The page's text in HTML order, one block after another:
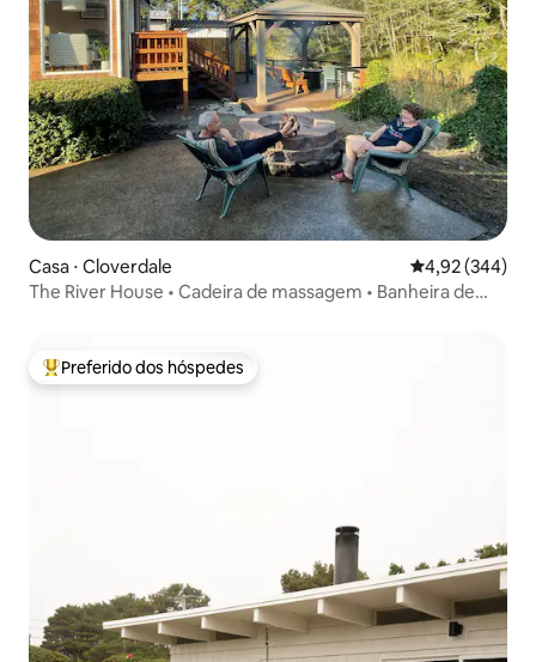
Casa ⋅ Cloverdale 4,92 de uma
4,92 (344)
The River House • Cadeira de massagem • Banheira de
Entre os melhores preferidos dos hóspedes
Preferido dos hóspedes